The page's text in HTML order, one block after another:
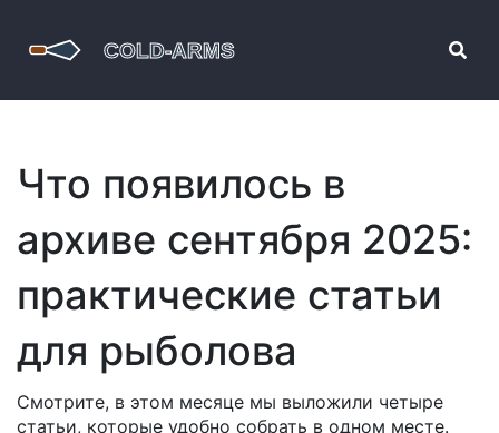
Что появилось в
архиве сентября 2025:
практические статьи
для рыболова
Смотрите, в этом месяце мы выложили четыре
статьи, которые удобно собрать в одном месте.